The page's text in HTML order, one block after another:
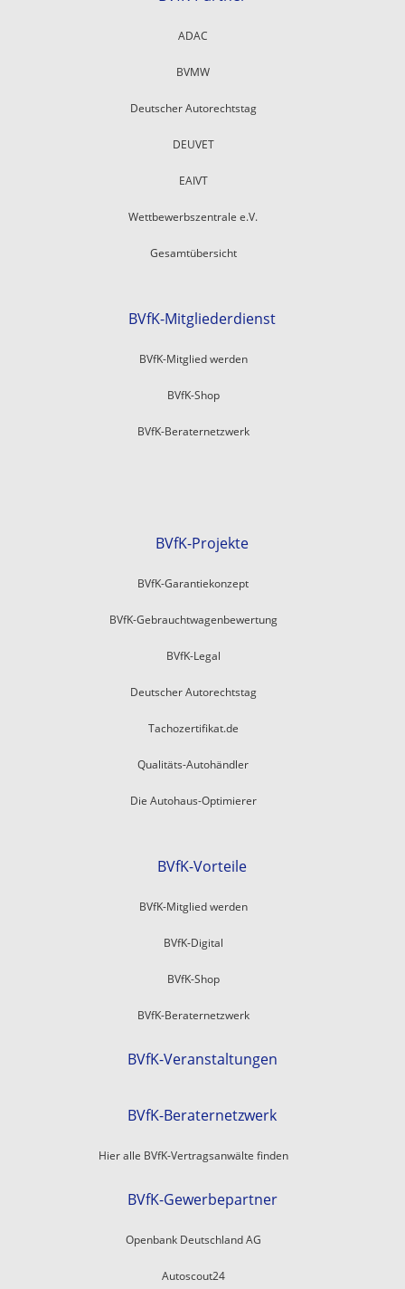
ADAC
BVMW
Deutscher Autorechtstag
DEUVET
EAIVT
Wettbewerbszentrale e.V.
Gesamtübersicht
BVfK-Mitgliederdienst
BVfK-Mitglied werden
BVfK-Shop
BVfK-Beraternetzwerk
BVfK-Projekte
BVfK-Garantiekonzept
BVfK-Gebrauchtwagenbewertung
BVfK-Legal
Deutscher Autorechtstag
Tachozertifikat.de
Qualitäts-Autohändler
Die Autohaus-Optimierer
BVfK-Vorteile
BVfK-Mitglied werden
BVfK-Digital
BVfK-Shop
BVfK-Beraternetzwerk
BVfK-Veranstaltungen
BVfK-Beraternetzwerk
Hier alle BVfK-Vertragsanwälte finden
BVfK-Gewerbepartner
Openbank Deutschland AG
Autoscout24